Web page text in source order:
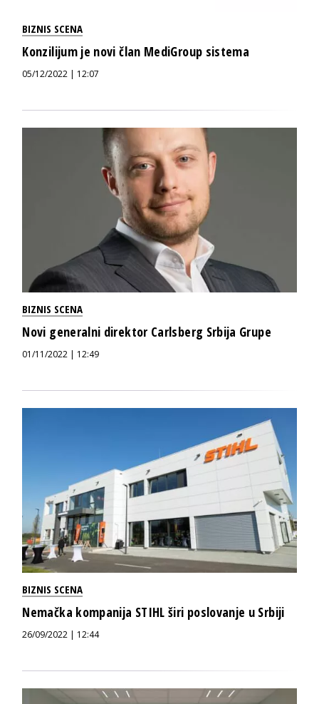
BIZNIS SCENA
Konzilijum je novi član MediGroup sistema
05/12/2022 | 12:07
BIZNIS SCENA
Novi generalni direktor Carlsberg Srbija Grupe
01/11/2022 | 12:49
BIZNIS SCENA
Nemačka kompanija STIHL širi poslovanje u Srbiji
26/09/2022 | 12:44